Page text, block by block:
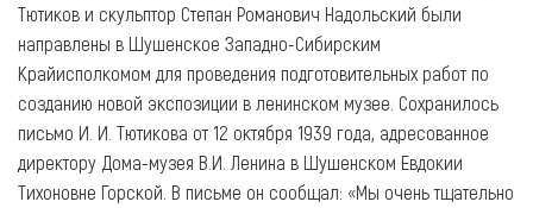
Тютиков и скульптор Степан Романович Надольский были
направлены в Шушенское Западно-Сибирским
Крайисполкомом для проведения подготовительных работ по
созданию новой экспозиции в ленинском музее. Сохранилось
письмо И. И. Тютикова от 12 октября 1939 года, адресованное
директору Дома-музея В.И. Ленина в Шушенском Евдокии
Тихоновне Горской. В письме он сообщал: «Мы очень тщательно